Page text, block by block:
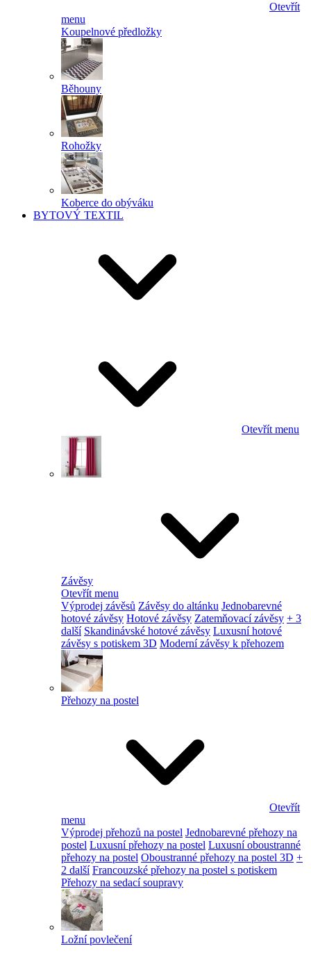
Otevřít
menu
Koupelnové předložky
Běhouny
Rohožky
Koberce do obýváku
BYTOVÝ TEXTIL
Otevřít menu
Závěsy
Otevřít menu
Výprodej závěsů Závěsy do altánku Jednobarevné
hotové závěsy Hotové závěsy Zatemňovací závěsy + 3
další Skandinávské hotové závěsy Luxusní hotové
závěsy s potiskem 3D Moderní závěsy k přehozem
Přehozy na postel
Otevřít
menu
Výprodej přehozů na postel Jednobarevné přehozy na
postel Luxusní přehozy na postel Luxusní oboustranné
přehozy na postel Oboustranné přehozy na postel 3D +
2 další Francouzské přehozy na postel s potiskem
Přehozy na sedací soupravy
Ložní povlečení